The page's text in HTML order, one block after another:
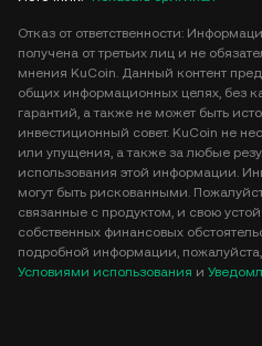
Отказ от ответственности:
получена от третьих лиц и не
мнения KuCoin. Данный контент
общих информационных целях, без
гарантий, а также не может быть
инвестиционный совет. KuCoin не
или упущения, а также за любые
использования этой информации.
могут быть рискованными.
связанные с продуктом, и свою
собственных финансовых
подробной информации,
Условиями использования и